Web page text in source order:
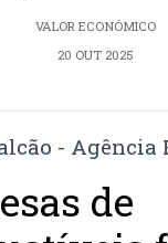
VALOR ECONÔMICO
20 OUT 2025
de